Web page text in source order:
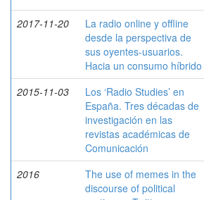
2017-11-20
La radio online y offline
desde la perspectiva de
sus oyentes-usuarios.
Hacia un consumo híbrido
2015-11-03
Los ‘Radio Studies’ en
España. Tres décadas de
investigación en las
revistas académicas de
Comunicación
2016
The use of memes in the
discourse of political